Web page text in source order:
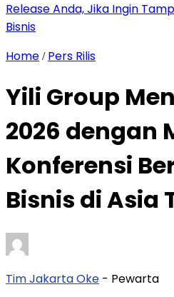
Release Anda, Jika Ingin
Bisnis
Home / Pers Rilis
Yili Group
2026 dengan
Konferensi
Bisnis di Asia
Tim Jakarta Oke - Pewarta